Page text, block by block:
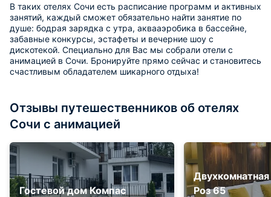
В таких отелях Сочи есть расписание программ и активных
занятий, каждый сможет обязательно найти занятие по
душе: бодрая зарядка с утра, аквааэробика в бассейне,
забавные конкурсы, эстафеты и вечерние шоу с
дискотекой. Специально для Вас мы собрали отели с
анимацией в Сочи. Бронируйте прямо сейчас и становитесь
счастливым обладателем шикарного отдыха!
Отзывы путешественников об отелях
Сочи с анимацией
Гостевой дом Компас
Роз 65